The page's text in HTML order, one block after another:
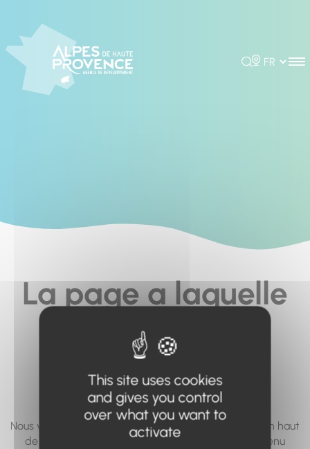
Rechercher
Choisir la
La page a laquelle
vous cherchez à
accéder n'existe
pas... ou plus.
Nous vous invitons à utiliser le moteur de recherche en haut
de page, ou à utiliser le menu pour trouver le contenu
This site uses cookies
and gives you control
over what you want to
activate